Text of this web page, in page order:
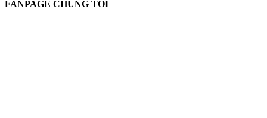
FANPAGE CHÚNG TÔI